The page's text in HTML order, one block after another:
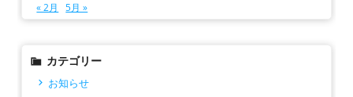
« 2月
5月 »
カテゴリー
お知らせ